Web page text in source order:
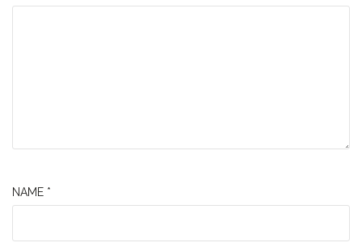
NAME *